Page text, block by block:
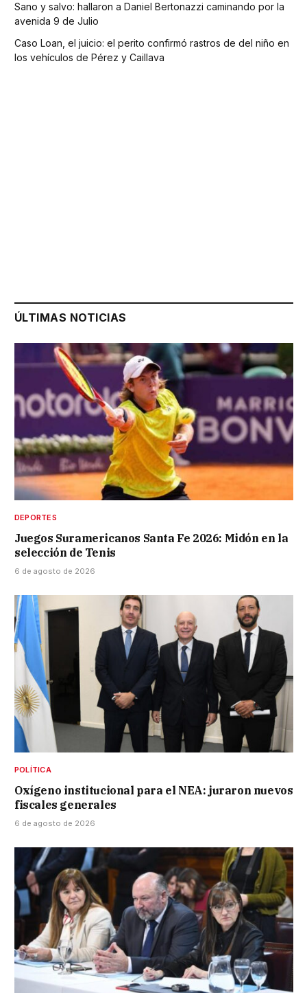
Sano y salvo: hallaron a Daniel Bertonazzi caminando por la
avenida 9 de Julio
Caso Loan, el juicio: el perito confirmó rastros de del niño en
los vehículos de Pérez y Caillava
ÚLTIMAS NOTICIAS
DEPORTES
Juegos Suramericanos Santa Fe 2026: Midón en la
selección de Tenis
6 de agosto de 2026
POLÍTICA
Oxígeno institucional para el NEA: juraron nuevos
fiscales generales
6 de agosto de 2026